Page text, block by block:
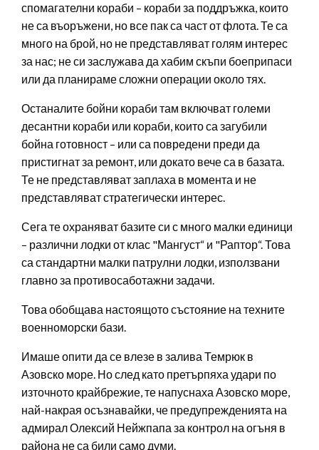
спомагателни кораби – кораби за поддръжка, които
не са въоръжени, но все пак са част от флота. Те са
много на брой, но не представляват голям интерес
за нас; не си заслужава да хабим скъпи боеприпаси
или да планираме сложни операции около тях.
Останалите бойни кораби там включват големи
десантни кораби или кораби, които са загубили
бойна готовност – или са повредени преди да
пристигнат за ремонт, или докато вече са в базата.
Те не представляват заплаха в момента и не
представляват стратегически интерес.
Сега те охраняват базите си с много малки единици
– различни лодки от клас "Мангуст“ и "Раптор“. Това
са стандартни малки патрулни лодки, използвани
главно за противосаботажни задачи.
Това обобщава настоящото състояние на техните
военноморски бази.
Имаше опити да се влезе в залива Темрюк в
Азовско море. Но след като претърпяха удари по
източното крайбрежие, те напуснаха Азовско море,
най-накрая осъзнавайки, че предупрежденията на
адмирал Олексий Нейжпапа за контрол на огъня в
района не са били само думи.